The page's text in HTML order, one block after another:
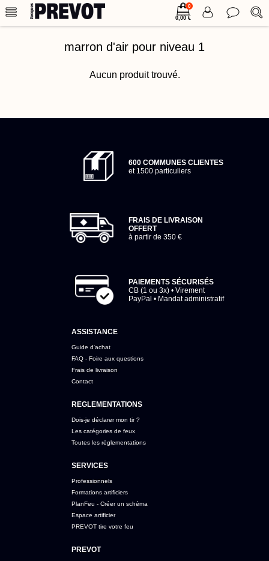
0
0,00 €
marron d'air pour niveau 1
Aucun produit trouvé.
600 COMMUNES CLIENTES
et 1500 particuliers
FRAIS DE LIVRAISON
OFFERT
à partir de 350 €
PAIEMENTS SÉCURISÉS
CB (1 ou 3x) • Virement
PayPal • Mandat administratif
ASSISTANCE
Guide d'achat
FAQ - Foire aux questions
Frais de livraison
Contact
REGLEMENTATIONS
Dois-je déclarer mon tir ?
Les catégories de feux
Toutes les réglementations
SERVICES
Professionnels
Formations artificiers
PlanFeu - Créer un schéma
Espace artificier
PREVOT tire votre feu
PREVOT